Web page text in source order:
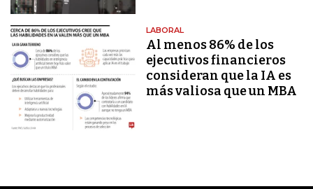
LABORAL
Al menos 86% de los
ejecutivos financieros
consideran que la IA es
más valiosa que un MBA